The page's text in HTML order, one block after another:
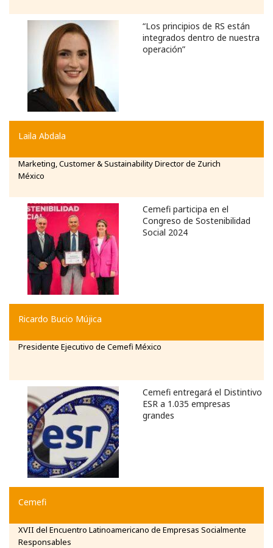
“Los principios de RS están
integrados dentro de nuestra
operación”
Laila Abdala
Marketing, Customer & Sustainability Director de Zurich
México
Cemefi participa en el
Congreso de Sostenibilidad
Social 2024
Ricardo Bucio Mújica
Presidente Ejecutivo de Cemefi México
Cemefi entregará el Distintivo
ESR a 1.035 empresas
grandes
Cemefi
XVII del Encuentro Latinoamericano de Empresas Socialmente
Responsables